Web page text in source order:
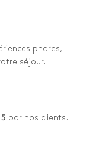
cristalline pour
vous accorder un
vous autour
air. À la tombée
phares,
séjour.
par nos clients.